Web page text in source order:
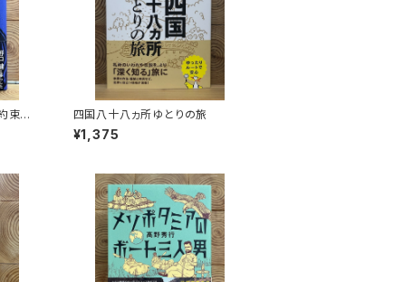
束の
四国八十八ヵ所ゆとりの旅
¥1,375